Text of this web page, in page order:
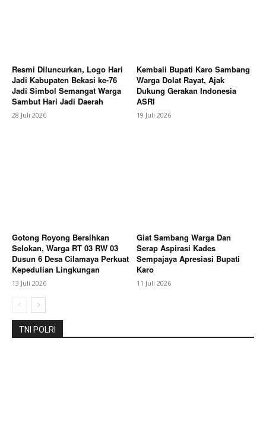
About
Contact us
Subscription Plans
Resmi Diluncurkan, Logo Hari
Jadi Kabupaten Bekasi ke-76
Jadi Simbol Semangat Warga
Sambut Hari Jadi Daerah
28 Juli 2026
Kembali Bupati Karo Sambang
Warga Dolat Rayat, Ajak
Dukung Gerakan Indonesia
ASRI
19 Juli 2026
Gotong Royong Bersihkan
Selokan, Warga RT 03 RW 03
Dusun 6 Desa Cilamaya Perkuat
Kepedulian Lingkungan
13 Juli 2026
Giat Sambang Warga Dan
Serap Aspirasi Kades
Sempajaya Apresiasi Bupati
Karo
11 Juli 2026
TNI POLRI